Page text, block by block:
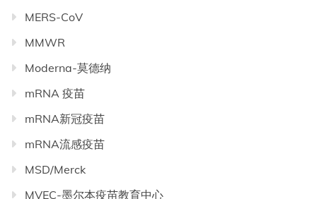
MERS-CoV
MMWR
Moderna-莫德纳
mRNA 疫苗
mRNA新冠疫苗
mRNA流感疫苗
MSD/Merck
MVEC-墨尔本疫苗教育中心